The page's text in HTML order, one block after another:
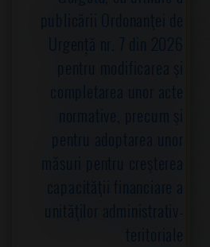
publicării Ordonanţei de
Urgență nr. 7 din 2026
pentru modificarea şi
completarea unor acte
normative, precum şi
pentru adoptarea unor
măsuri pentru creşterea
capacităţii financiare a
unităţilor administrativ-
teritoriale